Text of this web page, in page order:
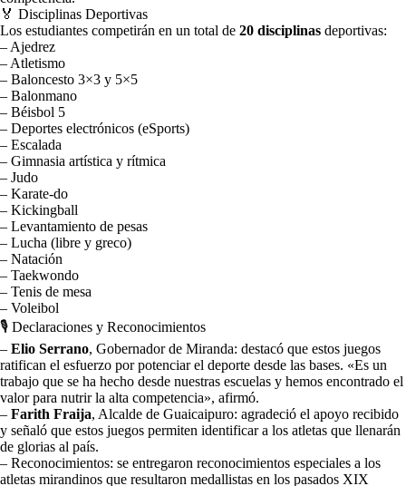
🏅 Disciplinas Deportivas
Los estudiantes competirán en un total de 20 disciplinas deportivas:
– Ajedrez
– Atletismo
– Baloncesto 3×3 y 5×5
– Balonmano
– Béisbol 5
– Deportes electrónicos (eSports)
– Escalada
– Gimnasia artística y rítmica
– Judo
– Karate-do
– Kickingball
– Levantamiento de pesas
– Lucha (libre y greco)
– Natación
– Taekwondo
– Tenis de mesa
– Voleibol
🎙️ Declaraciones y Reconocimientos
– Elio Serrano, Gobernador de Miranda: destacó que estos juegos
ratifican el esfuerzo por potenciar el deporte desde las bases. «Es un
trabajo que se ha hecho desde nuestras escuelas y hemos encontrado el
valor para nutrir la alta competencia», afirmó.
– Farith Fraija, Alcalde de Guaicaipuro: agradeció el apoyo recibido
y señaló que estos juegos permiten identificar a los atletas que llenarán
de glorias al país.
– Reconocimientos: se entregaron reconocimientos especiales a los
atletas mirandinos que resultaron medallistas en los pasados XIX